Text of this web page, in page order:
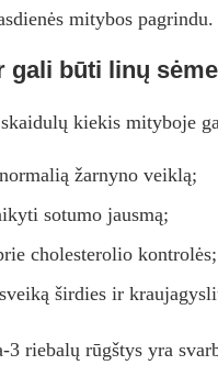
mitybos pagrindu.
gali būti linų
skaidulų kiekis mityboje
žarnyno veiklą;
sotumo jausmą;
cholesterolio kontrolės;
širdies ir
3 riebalų rūgštys yra